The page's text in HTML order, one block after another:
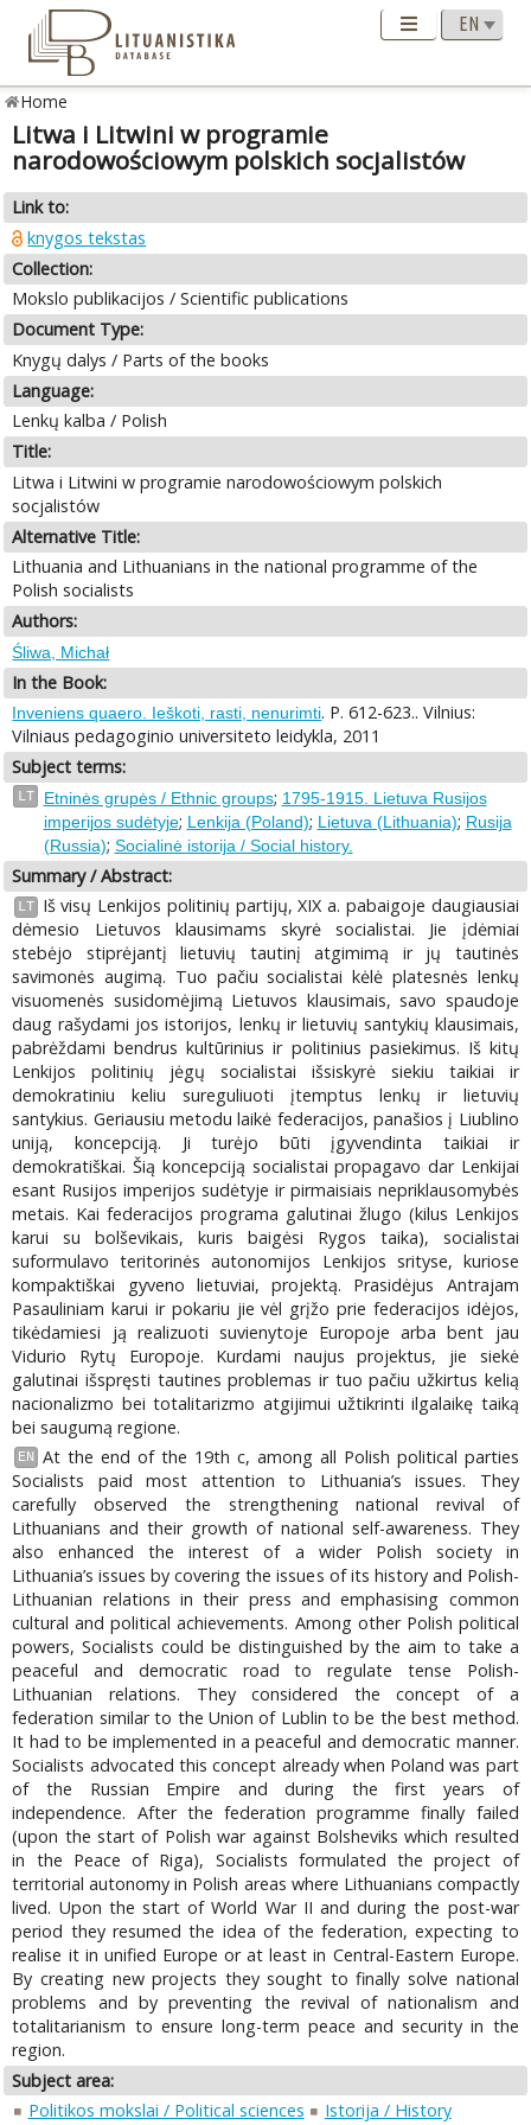
Home
Litwa i Litwini w programie
narodowościowym polskich socjalistów
Link to:
knygos tekstas
Collection:
Mokslo publikacijos / Scientific publications
Document Type:
Knygų dalys / Parts of the books
Language:
Lenkų kalba / Polish
Title:
Litwa i Litwini w programie narodowościowym polskich
socjalistów
Alternative Title:
Lithuania and Lithuanians in the national programme of the
Polish socialists
Authors:
Śliwa, Michał
In the Book:
Inveniens quaero. Ieškoti, rasti, nenurimti. P. 612-623.. Vilnius:
Vilniaus pedagoginio universiteto leidykla, 2011
Subject terms:
LT Etninės grupės / Ethnic groups; 1795-1915. Lietuva Rusijos
imperijos sudėtyje; Lenkija (Poland); Lietuva (Lithuania); Rusija
(Russia); Socialinė istorija / Social history.
Summary / Abstract:
LT
Iš visų Lenkijos politinių partijų, XIX a. pabaigoje daugiausiai
dėmesio Lietuvos klausimams skyrė socialistai. Jie įdėmiai
stebėjo stiprėjantį lietuvių tautinį atgimimą ir jų tautinės
savimonės augimą. Tuo pačiu socialistai kėlė platesnės lenkų
visuomenės susidomėjimą Lietuvos klausimais, savo spaudoje
daug rašydami jos istorijos, lenkų ir lietuvių santykių klausimais,
pabrėždami bendrus kultūrinius ir politinius pasiekimus. Iš kitų
Lenkijos politinių jėgų socialistai išsiskyrė siekiu taikiai ir
demokratiniu keliu sureguliuoti įtemptus lenkų ir lietuvių
santykius. Geriausiu metodu laikė federacijos, panašios į Liublino
uniją, koncepciją. Ji turėjo būti įgyvendinta taikiai ir
demokratiškai. Šią koncepciją socialistai propagavo dar Lenkijai
esant Rusijos imperijos sudėtyje ir pirmaisiais nepriklausomybės
metais. Kai federacijos programa galutinai žlugo (kilus Lenkijos
karui su bolševikais, kuris baigėsi Rygos taika), socialistai
suformulavo teritorinės autonomijos Lenkijos srityse, kuriose
kompaktiškai gyveno lietuviai, projektą. Prasidėjus Antrajam
Pasauliniam karui ir pokariu jie vėl grįžo prie federacijos idėjos,
tikėdamiesi ją realizuoti suvienytoje Europoje arba bent jau
Vidurio Rytų Europoje. Kurdami naujus projektus, jie siekė
galutinai išspręsti tautines problemas ir tuo pačiu užkirtus kelią
nacionalizmo bei totalitarizmo atgijimui užtikrinti ilgalaikę taiką
bei saugumą regione.
EN
At the end of the 19th c, among all Polish political parties
Socialists paid most attention to Lithuania’s issues. They
carefully observed the strengthening national revival of
Lithuanians and their growth of national self-awareness. They
also enhanced the interest of a wider Polish society in
Lithuania’s issues by covering the issues of its history and Polish-
Lithuanian relations in their press and emphasising common
cultural and political achievements. Among other Polish political
powers, Socialists could be distinguished by the aim to take a
peaceful and democratic road to regulate tense Polish-
Lithuanian relations. They considered the concept of a
federation similar to the Union of Lublin to be the best method.
It had to be implemented in a peaceful and democratic manner.
Socialists advocated this concept already when Poland was part
of the Russian Empire and during the first years of
independence. After the federation programme finally failed
(upon the start of Polish war against Bolsheviks which resulted
in the Peace of Riga), Socialists formulated the project of
territorial autonomy in Polish areas where Lithuanians compactly
lived. Upon the start of World War II and during the post-war
period they resumed the idea of the federation, expecting to
realise it in unified Europe or at least in Central-Eastern Europe.
By creating new projects they sought to finally solve national
problems and by preventing the revival of nationalism and
totalitarianism to ensure long-term peace and security in the
region.
Subject area:
Politikos mokslai / Political sciences
Istorija / History